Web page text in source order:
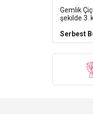
Gemlik
şekilde 3.
Serbest